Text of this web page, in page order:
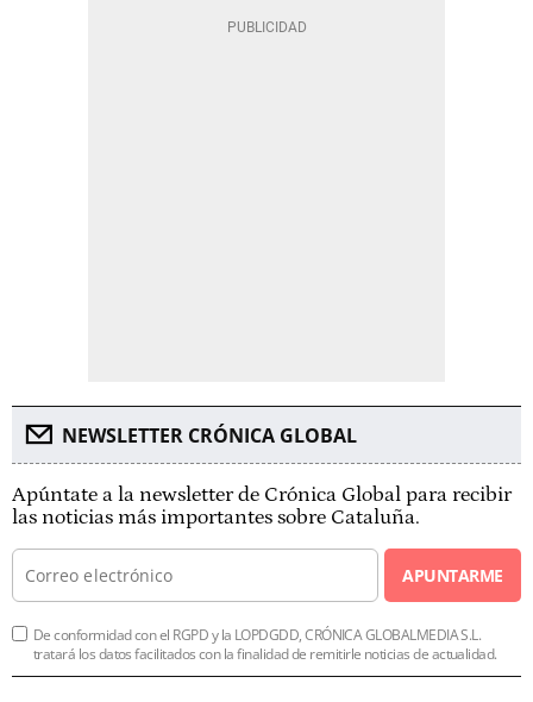
NEWSLETTER CRÓNICA GLOBAL
Apúntate a la newsletter de Crónica Global para recibir
las noticias más importantes sobre Cataluña.
APUNTARME
De conformidad con el RGPD y la LOPDGDD, CRÓNICA GLOBALMEDIA S.L.
tratará los datos facilitados con la finalidad de remitirle noticias de actualidad.